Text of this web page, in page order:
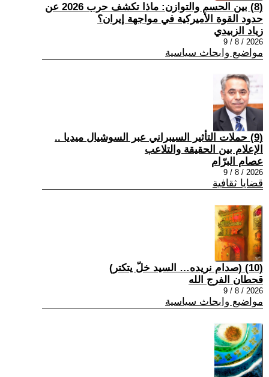
(8) بين الحسم والتوازن: ماذا تكشف حرب 2026 عن
حدود القوة الأميركية في مواجهة إيران؟
زياد الزبيدي
2026 / 8 / 9
مواضيع وابحاث سياسية
(9) حملات التأثير السيبراني عبر السوشيال ميديا ..
الإعلام بين الحقيقة والتلاعب
عصام البرّام
2026 / 8 / 9
قضايا ثقافية
(10) (صدام نريده… السيد خلّ يتكتر)
قحطان الفرج الله
2026 / 8 / 9
مواضيع وابحاث سياسية